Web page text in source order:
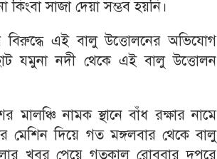
সাজা দেয়া সম্ভব হয়নি।
এই বালু উত্তোলনের অভিযোগ
যমুনা নদী থেকে এই বালু উত্তোলন
মালঞ্চি নামক স্থানে বাঁধ রক্ষার নামে
মেশিন দিয়ে গত মঙ্গলবার থেকে বালু
খবর পেয়ে গতকাল রোববার দুপুরে